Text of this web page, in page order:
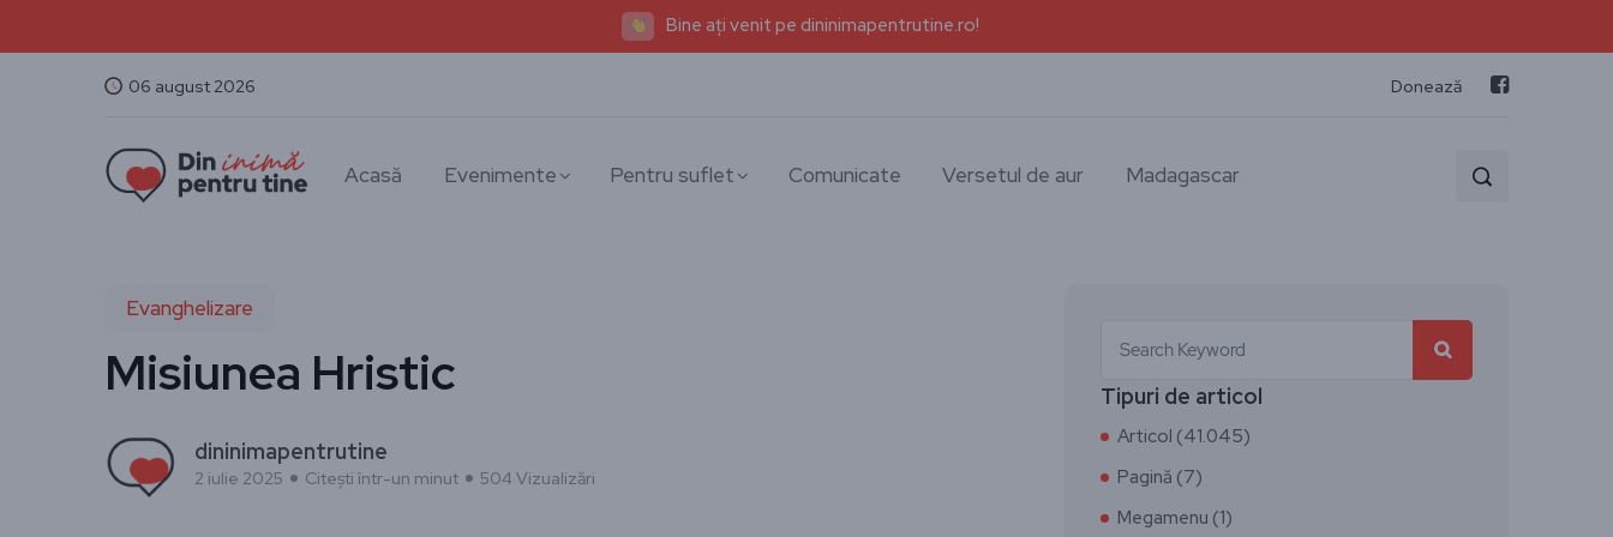
Bine ați venit pe dininimapentrutine.ro!
06 august 2026 Donează
Acasă Evenimente Pentru suflet Comunicate Versetul de aur Madagascar
Evanghelizare
Misiunea Hristic
dininimapentrutine
2 iulie 2025 Citești într-un minut 504 Vizualizări
Tipuri de articol
Articol (41.045)
Pagină (7)
Megamenu (1)